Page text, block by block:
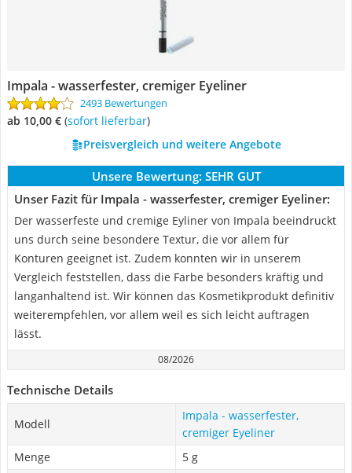
Impala - wasserfester, cremiger Eyeliner
2493 Bewertungen
ab 10,00 € ( Sofort lieferbar)
Preisvergleich und weitere Angebote
Unsere Bewertung: SEHR GUT
Unser Fazit für Impala - wasserfester, cremiger Eyeliner:
Der wasserfeste und cremige Eyliner von Impala beeindruckt
uns durch seine besondere Textur, die vor allem für
Konturen geeignet ist. Zudem konnten wir in unserem
Vergleich feststellen, dass die Farbe besonders kräftig und
langanhaltend ist. Wir können das Kosmetikprodukt definitiv
weiterempfehlen, vor allem weil es sich leicht auftragen
lässt.
08/2026
Technische Details
Modell
Impala - wasserfester,
cremiger Eyeliner
Menge
5 g